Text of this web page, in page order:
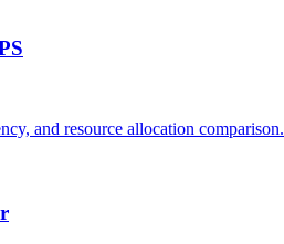
and resource allocation comparison.